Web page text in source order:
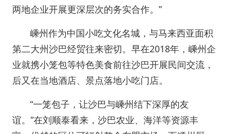
两地企业开展更深层次的务实合作。”
嵊州作为中国小吃文化名城，与马来西亚面积
第二大州沙巴经贸往来密切。早在2018年，嵊州企
业就携小笼包等特色美食前往沙巴开展民间交流，
后又在当地酒店、景点落地小吃门店。
“一笼包子，让沙巴与嵊州结下深厚的友
谊。”在刘顺泰看来，沙巴农业、海洋等资源丰